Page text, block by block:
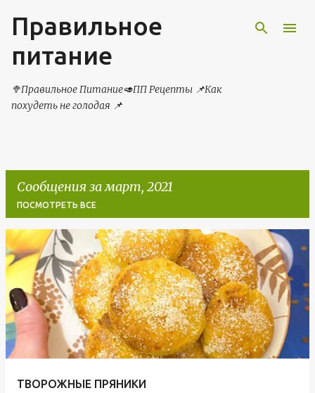
Правильное
питание
🥦Правильное Питание🥑ПП Рецепты 📌Как
похудеть не голодая 📌
Сообщения за март, 2021
ПОСМОТРЕТЬ ВСЕ
С
о
о
б
щ
е
ТВОРОЖНЫЕ ПРЯНИКИ